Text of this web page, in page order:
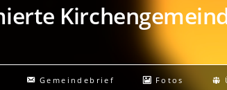
Gemeindebrief Fotos